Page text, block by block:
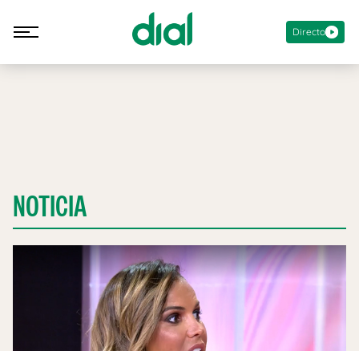
Directo
NOTICIA